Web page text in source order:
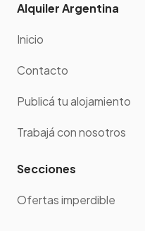
Alquiler Argentina
Inicio
Contacto
Publicá tu alojamiento
Trabajá con nosotros
Secciones
Ofertas imperdible